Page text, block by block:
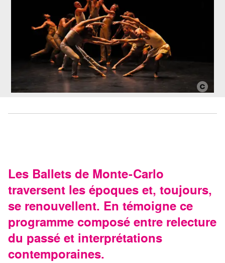
Les Ballets de Monte-Carlo
traversent les époques et, toujours,
se renouvellent. En témoigne ce
programme composé entre relecture
du passé et interprétations
contemporaines.